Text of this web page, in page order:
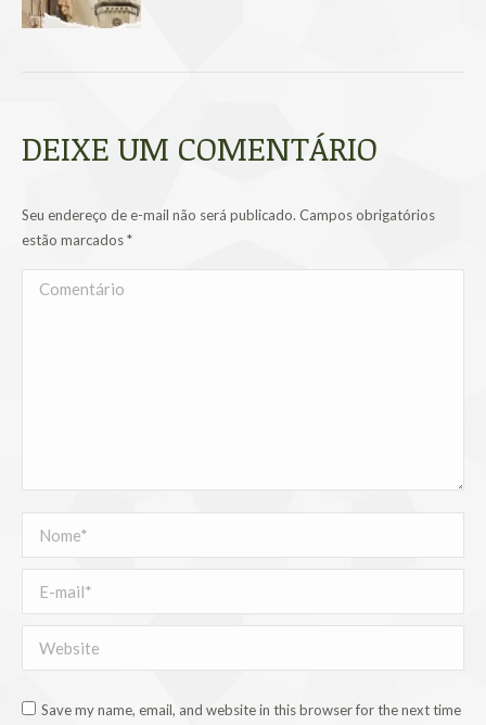
DEIXE UM COMENTÁRIO
Seu endereço de e-mail não será publicado. Campos obrigatórios
estão marcados*
Comentário
Nome *
E-mail *
Website
Save my name, email, and website in this browser for the next time